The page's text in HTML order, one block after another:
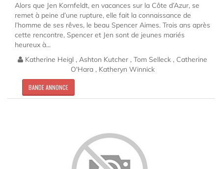
Alors que Jen Kornfeldt, en vacances sur la Côte d’Azur, se
remet à peine d’une rupture, elle fait la connaissance de
l’homme de ses rêves, le beau Spencer Aimes. Trois ans après
cette rencontre, Spencer et Jen sont de jeunes mariés
heureux à...
Katherine Heigl , Ashton Kutcher , Tom Selleck , Catherine
O'Hara , Katheryn Winnick
BANDE ANNONCE